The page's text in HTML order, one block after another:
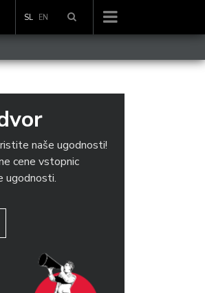
SL EN
naše ugodnosti!
cene vstopnic
ugodnosti.